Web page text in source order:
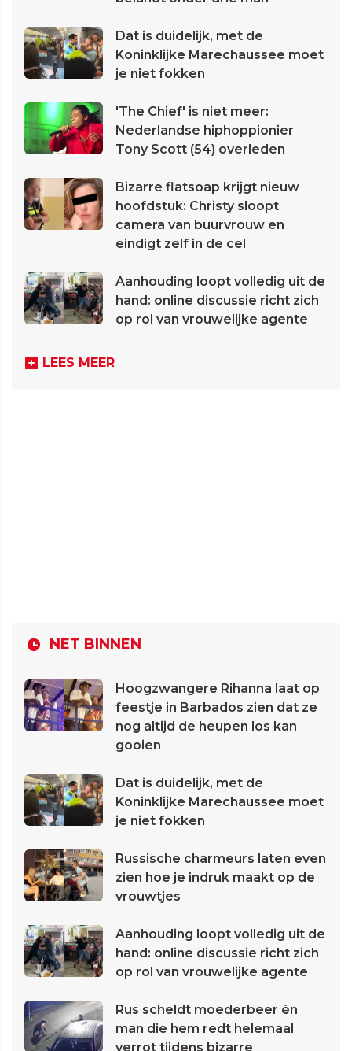
Dat is duidelijk, met de
Koninklijke Marechaussee moet
je niet fokken
'The Chief' is niet meer:
Nederlandse hiphoppionier
Tony Scott (54) overleden
Bizarre flatsoap krijgt nieuw
hoofdstuk: Christy sloopt
camera van buurvrouw en
eindigt zelf in de cel
Aanhouding loopt volledig uit de
hand: online discussie richt zich
op rol van vrouwelijke agente
LEES MEER
NET BINNEN
Hoogzwangere Rihanna laat op
feestje in Barbados zien dat ze
nog altijd de heupen los kan
gooien
Dat is duidelijk, met de
Koninklijke Marechaussee moet
je niet fokken
Russische charmeurs laten even
zien hoe je indruk maakt op de
vrouwtjes
Aanhouding loopt volledig uit de
hand: online discussie richt zich
op rol van vrouwelijke agente
Rus scheldt moederbeer én
man die hem redt helemaal
verrot tijdens bizarre